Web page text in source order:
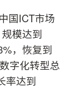
国ICT市场
模达到
，恢复到
字化转型总
率达到